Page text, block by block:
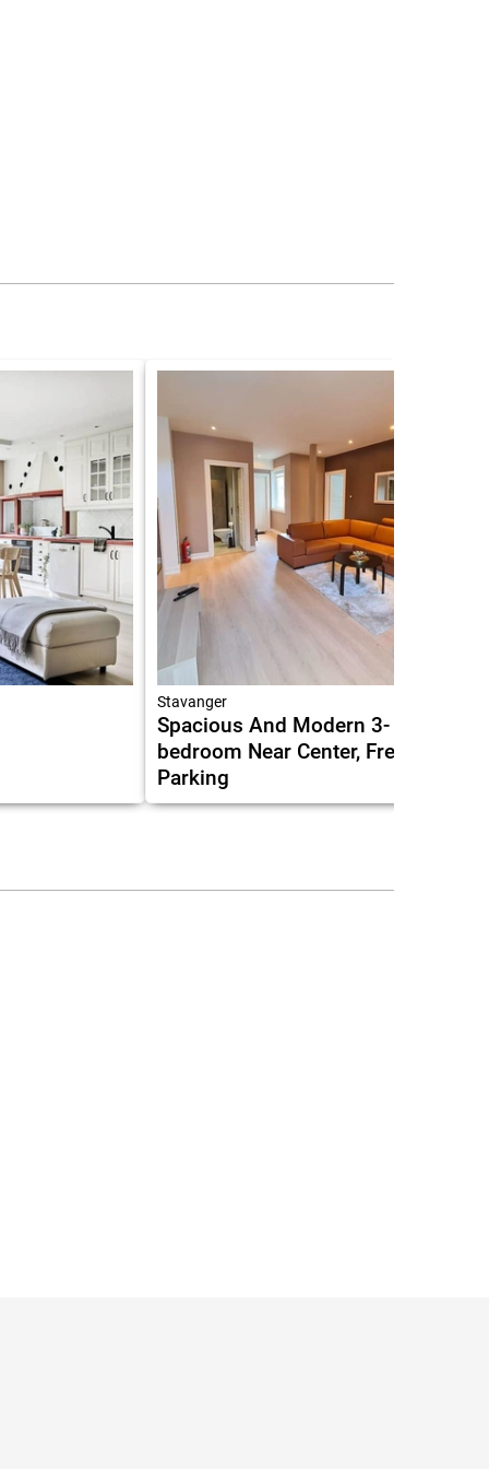
Stavanger
Spacious And Modern 3-
bedroom Near Center, Free
Parking